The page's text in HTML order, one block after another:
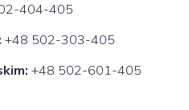
404-405
+48 502-303-405
+48 502-601-405